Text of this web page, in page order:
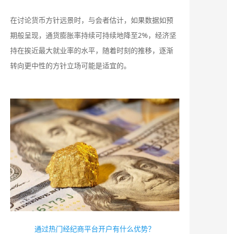
在讨论货币方针远景时，与会者估计，如果数据如预
期般呈现，通货膨胀率持续可持续地降至2%，经济坚
持在挨近最大就业率的水平，随着时刻的推移，逐渐
转向更中性的方针立场可能是适宜的。
通过热门经纪商平台开户有什么优势？